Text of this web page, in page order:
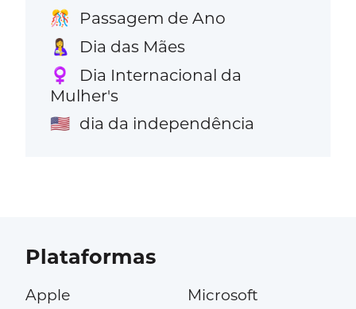
🎊 Passagem de Ano
🤱 Dia das Mães
♀️
Dia Internacional da
Mulher's
🇺🇸 dia da independência
Plataformas
Apple
Microsoft